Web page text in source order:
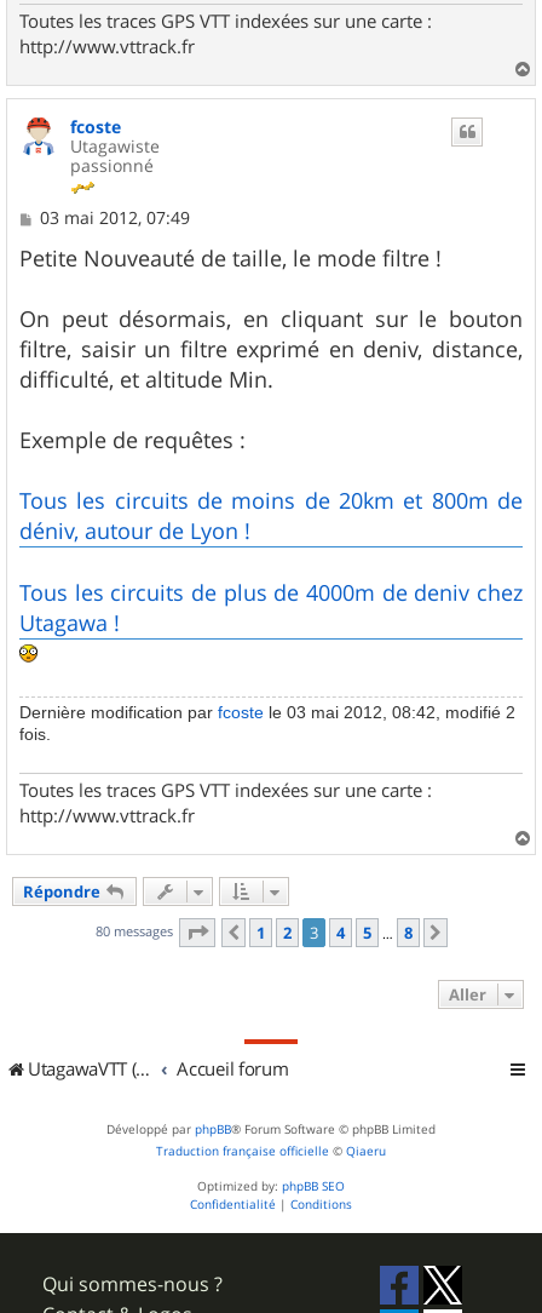
Toutes les traces GPS VTT indexées sur une carte :
http://www.vttrack.fr
a
fcoste
Utagawiste
passionné
M
s
s
g
e
03 mai 2012, 07:49
Petite Nouveauté de taille, le mode filtre !
On peut désormais, en cliquant sur le bouton
filtre, saisir un filtre exprimé en deniv, distance,
difficulté, et altitude Min.
Exemple de requêtes :
Tous les circuits de moins de 20km et 800m de
déniv, autour de Lyon !
Tous les circuits de plus de 4000m de deniv chez
Utagawa !
Dernière modification par fcoste le 03 mai 2012, 08:42, modifié 2
fois.
Toutes les traces GPS VTT indexées sur une carte :
http://www.vttrack.fr
a
Répondre
80 messages Page 3sur8
Précédent
1 2 3 4 5 … 8
Aller
UtagawaVTT (Randos VTT et VTTAE avec traces GPS) Accueil forum
Développé par phpBB® Forum Software © phpBB Limited
Traduction française officielle © Qiaeru
Optimized by: phpBB SEO
Confidentialité | Conditions
Qui sommes-nous ?